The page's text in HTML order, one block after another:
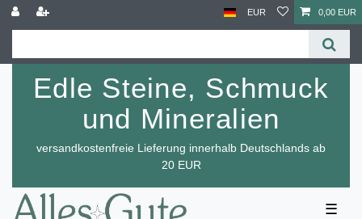
EUR 0,00 EUR
Edle Steine, Schmuck
und Mineralien
versandkostenfreie Lieferung innerhalb Deutschlands ab
20 EUR
☰